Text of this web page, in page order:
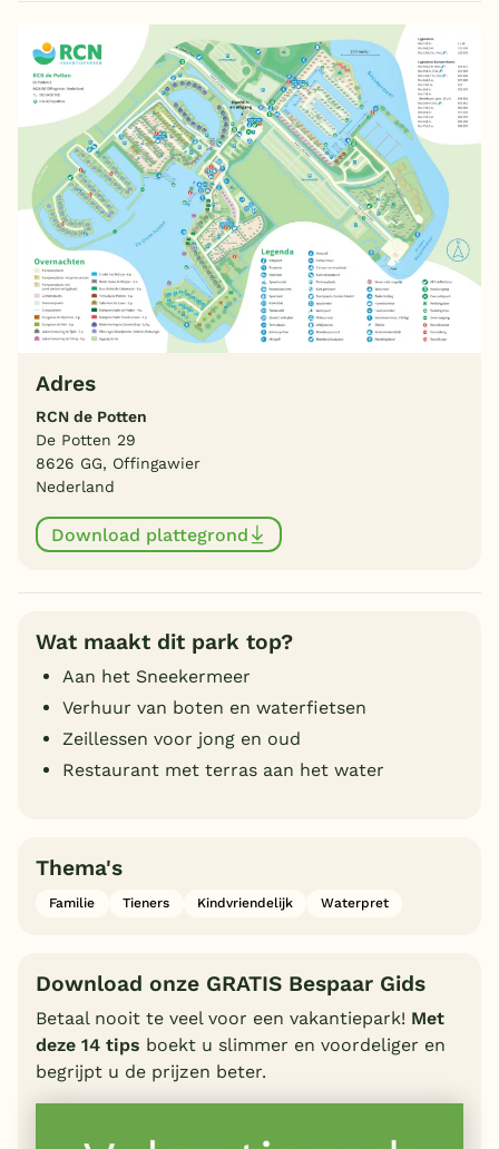
Adres
RCN de Potten
De Potten 29
8626 GG, Offingawier
Nederland
Download plattegrond
Wat maakt dit park top?
Aan het Sneekermeer
Verhuur van boten en waterfietsen
Zeillessen voor jong en oud
Restaurant met terras aan het water
Thema's
Familie Tieners Kindvriendelijk Waterpret
Download onze GRATIS Bespaar Gids
Betaal nooit te veel voor een vakantiepark! Met
deze 14 tips boekt u slimmer en voordeliger en
begrijpt u de prijzen beter.